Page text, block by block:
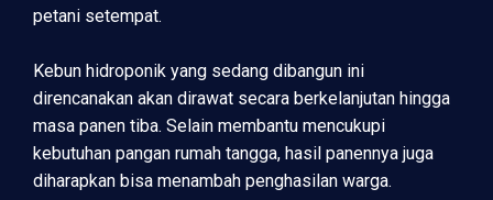
petani setempat.
Kebun hidroponik yang sedang dibangun ini
direncanakan akan dirawat secara berkelanjutan hingga
masa panen tiba. Selain membantu mencukupi
kebutuhan pangan rumah tangga, hasil panennya juga
diharapkan bisa menambah penghasilan warga.